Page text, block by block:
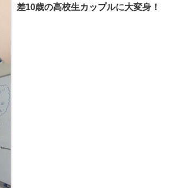
差10歳の高校生カップルに大変身！